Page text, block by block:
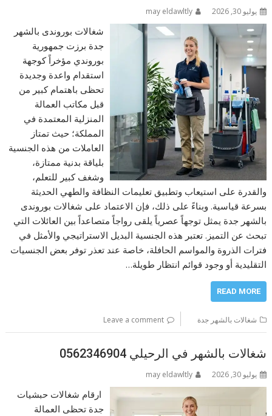
يوليو 30, 2026 may eldawltly
شغالات بوروندى بالشهر
جدة برزت جمهورية
بوروندي مؤخراً كوجهة
استقدام واعدة وجديدة
تحظى باهتمام كبير من
قبل مكاتب العمالة
المنزلية المعتمدة في
المملكة؛ حيث تمتاز
العاملات من هذه الجنسية
بلياقة بدنية ممتازة،
وشغف كبير للتعلم،
والقدرة على استيعاب وتطبيق تعليمات النظافة والطهي الحديثة
بسرعة قياسية. وبناءً على ذلك، فإن الاعتماد على شغالات بوروندى
بالشهر جدة يمثل توجهاً عصرياً يلقى رواجاً متصاعداً بين العائلات التي
تبحث عن التميز. تعتبر هذه الجنسية البديل الاستراتيجي والأمثل في
فترات الذروة والمواسم الحافلة، خاصة عند تعذر توفر بعض الجنسيات
التقليدية أو وجود قوائم انتظار طويلة…
READ MORE
شغالات بالشهر جدة Leave a comment
شغالات بالشهر في الرحيلي 0562346904
يوليو 30, 2026 may eldawltly
ارقام شغالات حبشيات
جدة تحظى العمالة